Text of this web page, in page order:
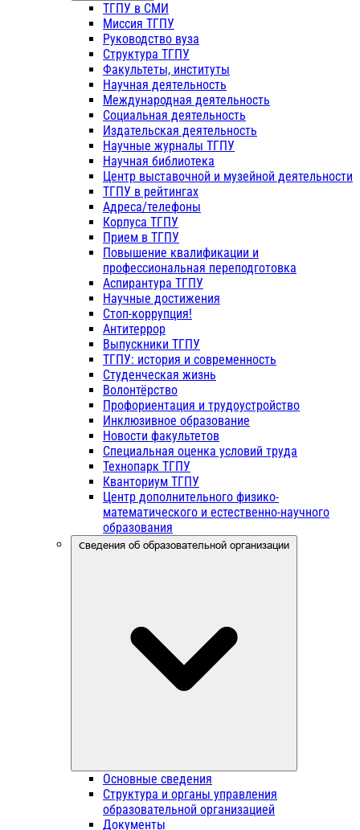
ТГПУ в СМИ
Миссия ТГПУ
Руководство вуза
Структура ТГПУ
Факультеты, институты
Научная деятельность
Международная деятельность
Социальная деятельность
Издательская деятельность
Научные журналы ТГПУ
Научная библиотека
Центр выставочной и музейной деятельности
ТГПУ в рейтингах
Адреса/телефоны
Корпуса ТГПУ
Прием в ТГПУ
Повышение квалификации и
профессиональная переподготовка
Аспирантура ТГПУ
Научные достижения
Стоп-коррупция!
Антитеррор
Выпускники ТГПУ
ТГПУ: история и современность
Студенческая жизнь
Волонтёрство
Профориентация и трудоустройство
Инклюзивное образование
Новости факультетов
Специальная оценка условий труда
Технопарк ТГПУ
Кванториум ТГПУ
Центр дополнительного физико-
математического и естественно-научного
образования
Сведения об образовательной организации
Основные сведения
Структура и органы управления
образовательной организацией
Документы